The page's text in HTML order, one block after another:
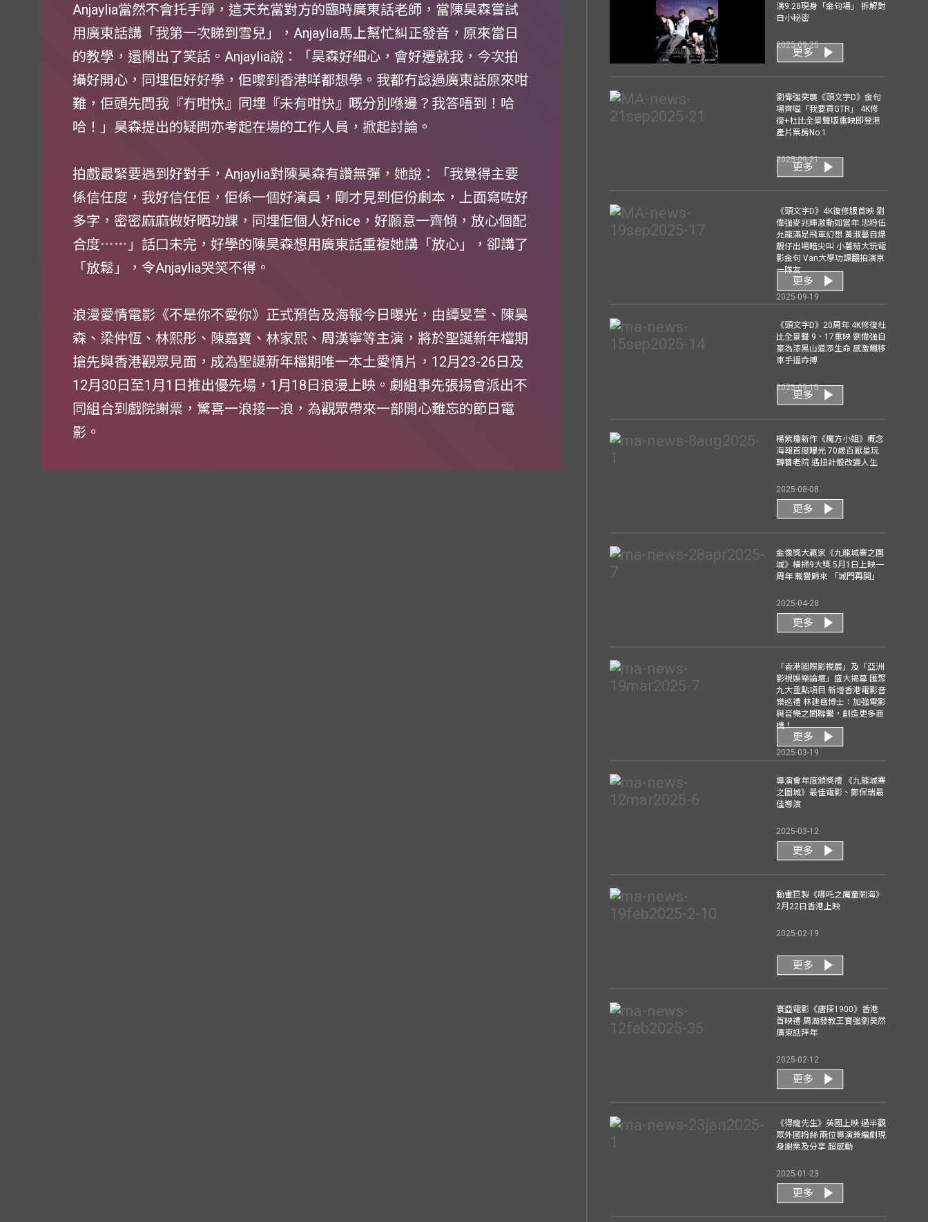
Anjaylia當然不會托手踭，這天充當對方的臨時廣東話老師，當陳昊森嘗試
用廣東話講「我第一次睇到雪兒」，Anjaylia馬上幫忙糾正發音，原來當日
的教學，還鬧出了笑話。Anjaylia說：「昊森好細心，會好遷就我，今次拍
攝好開心，同埋佢好好學，佢嚟到香港咩都想學。我都冇諗過廣東話原來咁
難，佢頭先問我『冇咁快』同埋『未有咁快』嘅分別喺邊？我答唔到！哈
哈！」昊森提出的疑問亦考起在場的工作人員，掀起討論。
拍戲最緊要遇到好對手，Anjaylia對陳昊森有讚無彈，她說：「我覺得主要
係信任度，我好信任佢，佢係一個好演員，剛才見到佢份劇本，上面寫咗好
多字，密密麻麻做好晒功課，同埋佢個人好nice，好願意一齊傾，放心個配
合度⋯⋯」話口未完，好學的陳昊森想用廣東話重複她講「放心」，卻講了
「放鬆」，令Anjaylia哭笑不得。
浪漫愛情電影《不是你不愛你》正式預告及海報今日曝光，由譚旻萱、陳昊
森、梁仲恆、林熙彤、陳嘉寶、林家熙、周漢寧等主演，將於聖誕新年檔期
搶先與香港觀眾見面，成為聖誕新年檔期唯一本土愛情片，12月23-26日及
12月30日至1月1日推出優先場，1月18日浪漫上映。劇組事先張揚會派出不
同組合到戲院謝票，驚喜一浪接一浪，為觀眾帶來一部開心難忘的節日電
影。
演9.28現身「金句場」 拆解對
白小秘密
2025-09-25
更多
劉偉強突襲《頭文字D》金句
場齊嗌「我要買GTR」 4K修
復+杜比全景聲版重映即登港
產片票房No.1
2025-09-21
更多
《頭文字D》4K復修版首映 劉
偉強麥兆輝激動如當年 忠粉伍
允龍滿足飛車幻想 黃淑蔓自爆
靚仔出場暗尖叫 小薯茄大玩電
影金句 Van大學功課翻拍演京
一隊友
2025-09-19
更多
《頭文字D》20周年 4K修復杜
比全景聲 9．17重映 劉偉強自
豪為漆黑山道添生命 感激飄移
車手搵命搏
2025-09-15
更多
楊紫瓊新作《魔方小姐》概念
海報首度曝光 70歲百厭星玩
轉養老院 遇扭計骰改變人生
2025-08-08
更多
金像獎大贏家《九龍城寨之圍
城》橫掃9大獎 5月1日上映一
周年 載譽歸來 「城門再開」
2025-04-28
更多
「香港國際影視展」及「亞洲
影視娛樂論壇」盛大揭幕 匯聚
九大重點項目 新增香港電影音
樂巡禮 林建岳博士：加強電影
與音樂之間聯繫，創造更多商
機！
2025-03-19
更多
導演會年度頒獎禮 《九龍城寨
之圍城》最佳電影、鄭保瑞最
佳導演
2025-03-12
更多
動畫巨製《哪吒之魔童鬧海》
2月22日香港上映
2025-02-19
更多
寰亞電影《唐探1900》香港
首映禮 周潤發教王寶強劉昊然
廣東話拜年
2025-02-12
更多
《得寵先生》英國上映 過半觀
眾外國粉絲 兩位導演兼編劇現
身謝票及分享 超感動
2025-01-23
更多